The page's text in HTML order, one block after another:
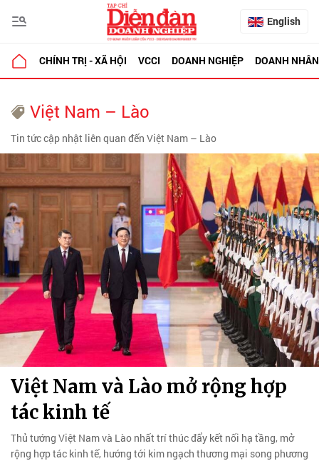
English
CHÍNH TRỊ - XÃ HỘI VCCI DOANH NGHIỆP DOANH NHÂN
Việt Nam – Lào
Tin tức cập nhật liên quan đến Việt Nam – Lào
Việt Nam và Lào mở rộng hợp
tác kinh tế
Thủ tướng Việt Nam và Lào nhất trí thúc đẩy kết nối hạ tầng, mở
rộng hợp tác kinh tế, hướng tới kim ngạch thương mại song phương